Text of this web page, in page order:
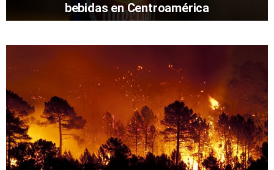
bebidas en Centroamérica